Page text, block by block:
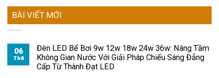
BÀI VIẾT MỚI
06
Th8
Đèn LED Bể Bơi 9w 12w 18w 24w 36w: Nâng Tầm
Không Gian Nước Với Giải Pháp Chiếu Sáng Đẳng
Cấp Từ Thành Đạt LED